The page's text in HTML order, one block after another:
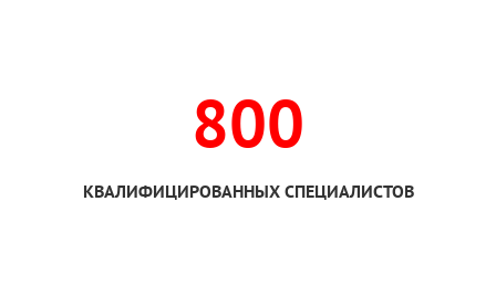
800
КВАЛИФИЦИРОВАННЫХ СПЕЦИАЛИСТОВ